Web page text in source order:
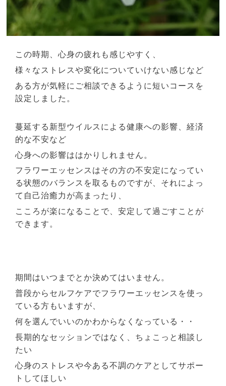
この時期、心身の疲れも感じやすく、
様々なストレスや変化についていけない感じなど
ある方が気軽にご相談できるように短いコースを
設定しました。
蔓延する新型ウイルスによる健康への影響、経済
的な不安など
心身への影響ははかりしれません。
フラワーエッセンスはその方の不安定になってい
る状態のバランスを取るものですが、それによっ
て自己治癒力が高まったり、
こころが楽になることで、安定して過ごすことが
できます。
期間はいつまでとか決めてはいません。
普段からセルフケアでフラワーエッセンスを使っ
ている方もいますが、
何を選んでいいのかわからなくなっている・・
長期的なセッションではなく、ちょこっと相談し
たい
心身のストレスや今ある不調のケアとしてサポー
トしてほしい